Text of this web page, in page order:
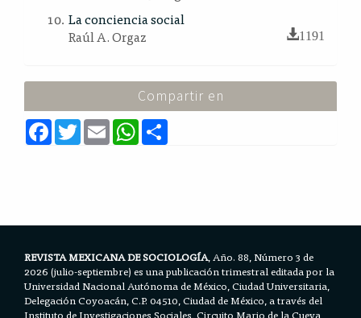
La conciencia social
Raúl A. Orgaz
1191
Compartir en
F
a
c
T
w
E
m
a
W
h
a
REVISTA MEXICANA DE SOCIOLOGÍA, Año. 88, Número 3 de
2026 (julio-septiembre) es una publicación trimestral editada por la
Universidad Nacional Autónoma de México, Ciudad Universitaria,
Delegación Coyoacán, C.P. 04510, Ciudad de México, a través del